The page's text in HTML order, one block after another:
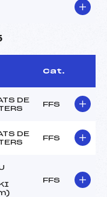
Cat.
DE
FFS
DE
FFS
FFS